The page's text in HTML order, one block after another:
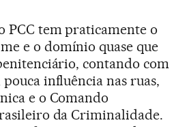
PCC tem praticamente o
e o domínio quase que
contando com
influência nas ruas,
e o Comando
da Criminalidade.